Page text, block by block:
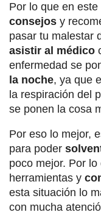
Por lo que en
consejos y
pasar tu malestar
asistir al médico
enfermedad se
la noche, ya que
la respiración del
se ponen la cosa
Por eso lo mejor,
para poder
poco mejor. Por
herramientas y
esta situación lo
con mucha